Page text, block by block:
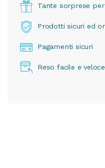
Tante sorprese
Prodotti sicuri ed
Pagamenti sicuri
Reso facile e veloce